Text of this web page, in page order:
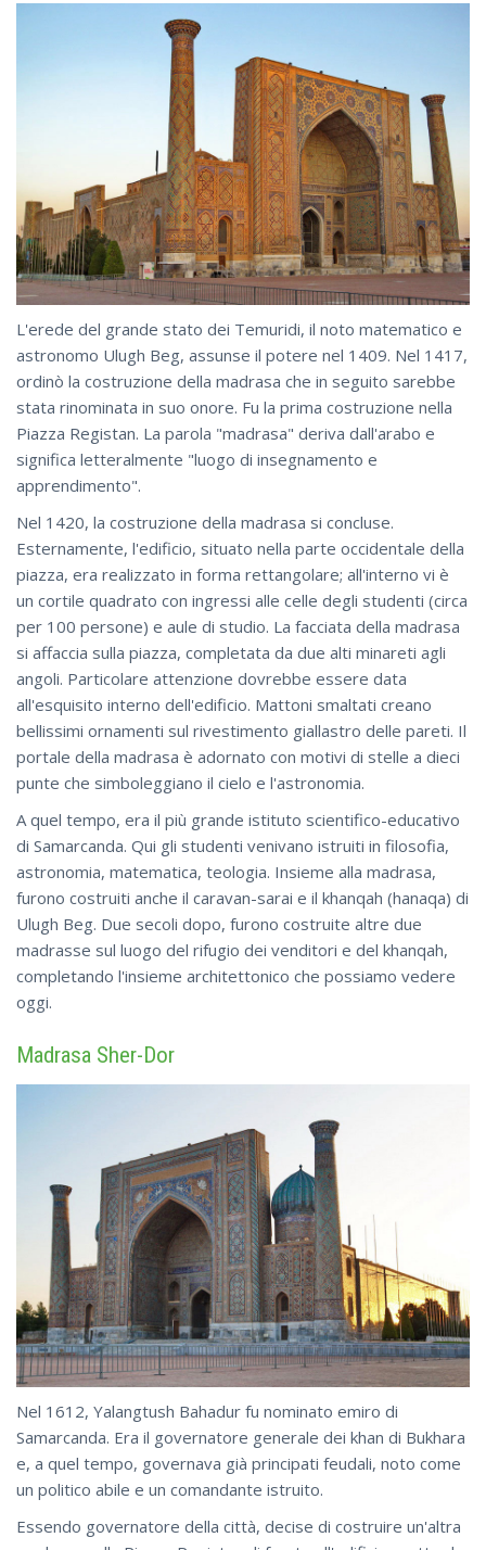
L'erede del grande stato dei Temuridi, il noto matematico e
astronomo Ulugh Beg, assunse il potere nel 1409. Nel 1417,
ordinò la costruzione della madrasa che in seguito sarebbe
stata rinominata in suo onore. Fu la prima costruzione nella
Piazza Registan. La parola "madrasa" deriva dall'arabo e
significa letteralmente "luogo di insegnamento e
apprendimento".
Nel 1420, la costruzione della madrasa si concluse.
Esternamente, l'edificio, situato nella parte occidentale della
piazza, era realizzato in forma rettangolare; all'interno vi è
un cortile quadrato con ingressi alle celle degli studenti (circa
per 100 persone) e aule di studio. La facciata della madrasa
si affaccia sulla piazza, completata da due alti minareti agli
angoli. Particolare attenzione dovrebbe essere data
all'esquisito interno dell'edificio. Mattoni smaltati creano
bellissimi ornamenti sul rivestimento giallastro delle pareti. Il
portale della madrasa è adornato con motivi di stelle a dieci
punte che simboleggiano il cielo e l'astronomia.
A quel tempo, era il più grande istituto scientifico-educativo
di Samarcanda. Qui gli studenti venivano istruiti in filosofia,
astronomia, matematica, teologia. Insieme alla madrasa,
furono costruiti anche il caravan-sarai e il khanqah (hanaqa) di
Ulugh Beg. Due secoli dopo, furono costruite altre due
madrasse sul luogo del rifugio dei venditori e del khanqah,
completando l'insieme architettonico che possiamo vedere
oggi.
Madrasa Sher-Dor
Nel 1612, Yalangtush Bahadur fu nominato emiro di
Samarcanda. Era il governatore generale dei khan di Bukhara
e, a quel tempo, governava già principati feudali, noto come
un politico abile e un comandante istruito.
Essendo governatore della città, decise di costruire un'altra